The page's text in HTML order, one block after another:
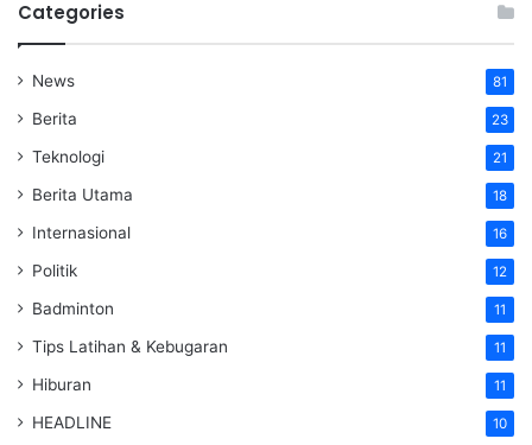
Categories
News 81
Berita 23
Teknologi 21
Berita Utama 18
Internasional 16
Politik 12
Badminton 11
Tips Latihan & Kebugaran 11
Hiburan 11
HEADLINE 10